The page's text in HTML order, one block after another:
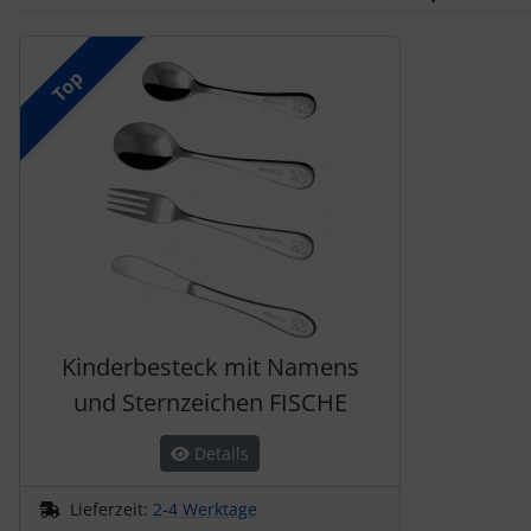
Es folgt ein Produktslider - navigieren Sie mit der Tab-
Top
Kinderbesteck mit Namens
und Sternzeichen FISCHE
Details
Lieferzeit: 2-4 Werktage